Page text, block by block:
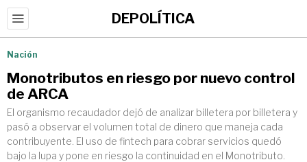
DEPOLÍTICA
Nación
Monotributos en riesgo por nuevo control
de ARCA
El organismo recaudador dejó de analizar billetera por billetera y
pasó a observar el volumen total de dinero que maneja cada
contribuyente. El uso de fintech para cobrar servicios quedó
bajo la lupa y pone en riesgo la continuidad en el Monotributo.